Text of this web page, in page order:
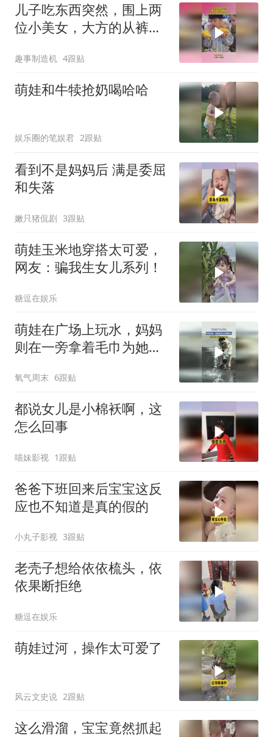
儿子吃东西突然，围上两
位小美女，大方的从裤兜
趣事制造机 4跟贴
萌娃和牛犊抢奶喝哈哈
娱乐圈的笔娱君 2跟贴
看到不是妈妈后 满是委屈
和失落
嫩只猪侃剧 3跟贴
萌娃玉米地穿搭太可爱，
网友：骗我生女儿系列！
糖逗在娱乐
萌娃在广场上玩水，妈妈
则在一旁拿着毛巾为她擦
啦
氧气周末 6跟贴
都说女儿是小棉袄啊，这
怎么回事
喵妹影视 1跟贴
爸爸下班回来后宝宝这反
应也不知道是真的假的
小丸子影视 3跟贴
老壳子想给依依梳头，依
依果断拒绝
糖逗在娱乐
萌娃过河，操作太可爱了
风云文史说 2跟贴
这么滑溜，宝宝竟然抓起